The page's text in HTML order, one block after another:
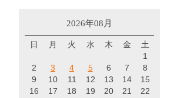
2026年08月
日 月 火 水 木 金
土
1
2
3 4 5 6 7
8
9
10 11 12 13 14
15
16
17 18 19 20 21
22